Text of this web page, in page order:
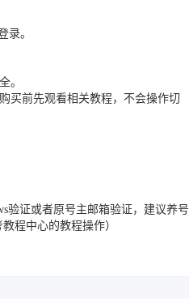
录。
。
买前先观看相关教程，不会操作切
验证或者原号主邮箱验证，建议养号
程中心的教程操作）